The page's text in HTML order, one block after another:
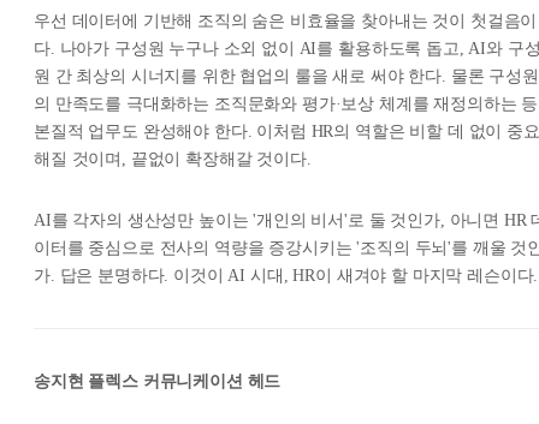
우선 데이터에 기반해 조직의 숨은 비효율을 찾아내는 것이 첫걸음이
다. 나아가 구성원 누구나 소외 없이 AI를 활용하도록 돕고, AI와 구
원 간 최상의 시너지를 위한 협업의 룰을 새로 써야 한다. 물론 구성원
의 만족도를 극대화하는 조직문화와 평가·보상 체계를 재정의하는 등
본질적 업무도 완성해야 한다. 이처럼 HR의 역할은 비할 데 없이 중요
해질 것이며, 끝없이 확장해갈 것이다.
AI를 각자의 생산성만 높이는 '개인의 비서'로 둘 것인가, 아니면 HR
이터를 중심으로 전사의 역량을 증강시키는 '조직의 두뇌'를 깨울 것
가. 답은 분명하다. 이것이 AI 시대, HR이 새겨야 할 마지막 레슨이다.
송지현 플렉스 커뮤니케이션 헤드